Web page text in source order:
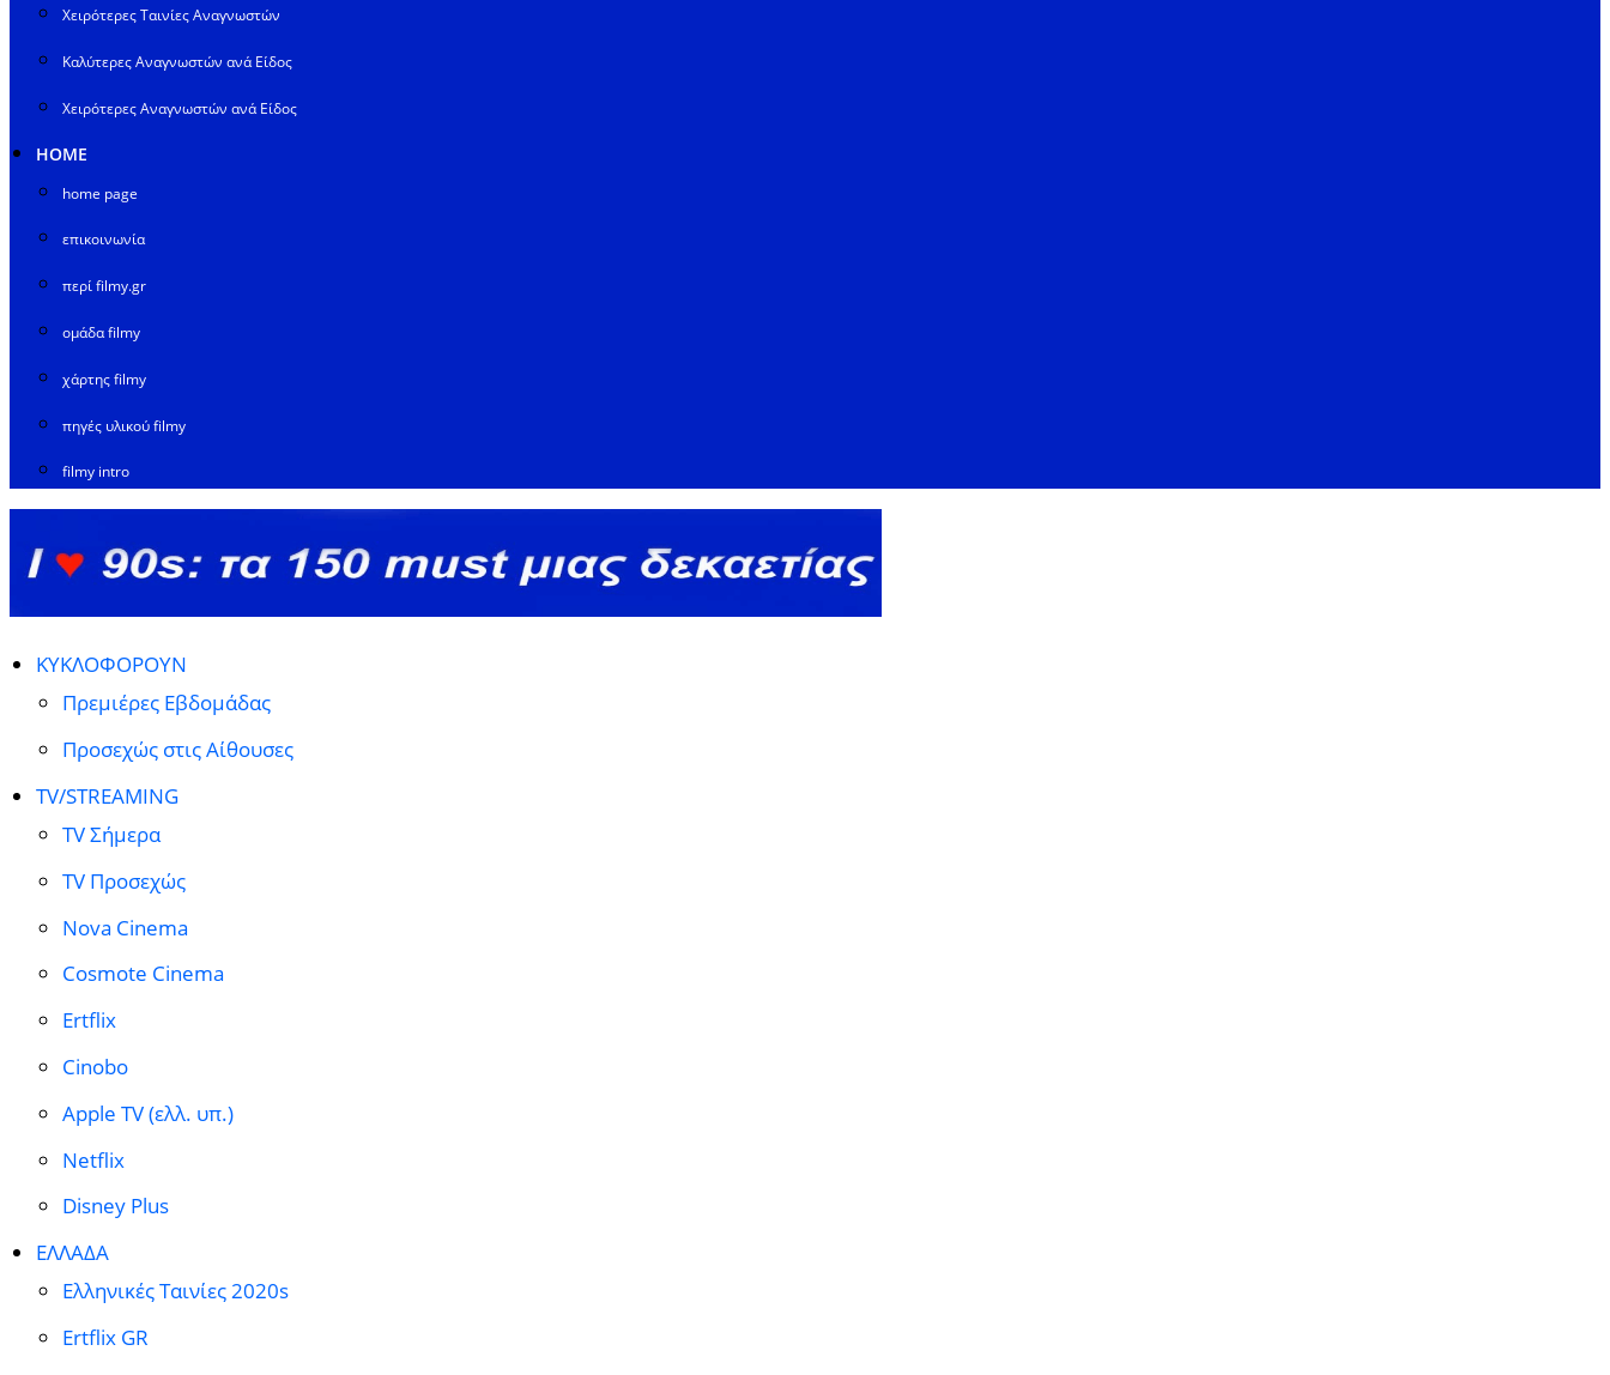
Χειρότερες Ταινίες Αναγνωστών
Καλύτερες Αναγνωστών ανά Είδος
Χειρότερες Αναγνωστών ανά Είδος
HOME
home page
επικοινωνία
περί filmy.gr
ομάδα filmy
χάρτης filmy
πηγές υλικού filmy
filmy intro
ΚΥΚΛΟΦΟΡΟΥΝ
Πρεμιέρες Εβδομάδας
Προσεχώς στις Αίθουσες
TV/STREAMING
TV Σήμερα
TV Προσεχώς
Nova Cinema
Cosmote Cinema
Ertflix
Cinobo
Apple TV (ελλ. υπ.)
Netflix
Disney Plus
ΕΛΛΑΔΑ
Ελληνικές Ταινίες 2020s
Ertflix GR